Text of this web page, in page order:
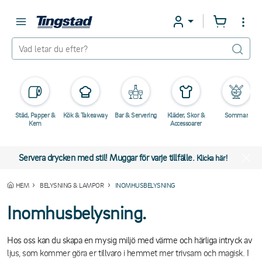
Städ, Papper &
Kem
Kök & Takeaway Bar & Servering
Kläder, Skor &
Accessoarer
Sommar
Servera drycken med stil! Muggar för varje tillfälle. Klicka här!
HEM BELYSNING & LAMPOR INOMHUSBELYSNING
Inomhusbelysning.
Hos oss kan du skapa en mysig miljö med värme och härliga intryck av
ljus, som kommer göra er tillvaro i hemmet mer trivsam och magisk. I